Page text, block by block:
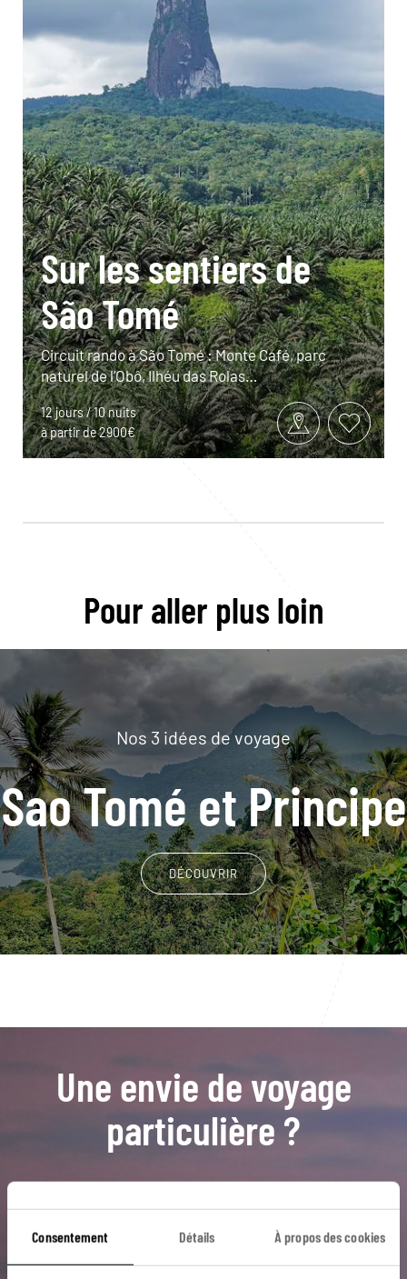
Consentement Détails À propos des cookies
Sur les sentiers de
São Tomé
Circuit rando à São Tomé : Monte Café, parc
naturel de l’Obô, Ilhéu das Rolas…
12 jours / 10 nuits
à partir de 2900€
Pour aller plus loin
Nos 3 idées de voyage
Sao Tomé et Principe
DÉCOUVRIR
Une envie de voyage
particulière ?
Ilhéu das Rolas